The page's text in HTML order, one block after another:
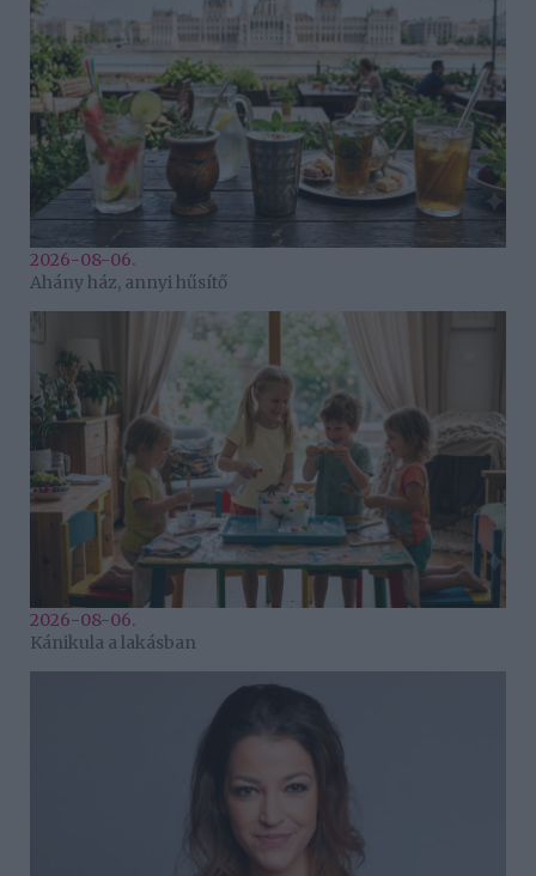
2026-08-06.
Ahány ház, annyi hűsítő
2026-08-06.
Kánikula a lakásban